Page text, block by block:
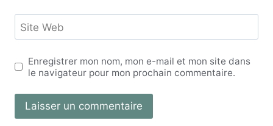
Site Web
Enregistrer mon nom, mon e-mail et mon site dans
le navigateur pour mon prochain commentaire.